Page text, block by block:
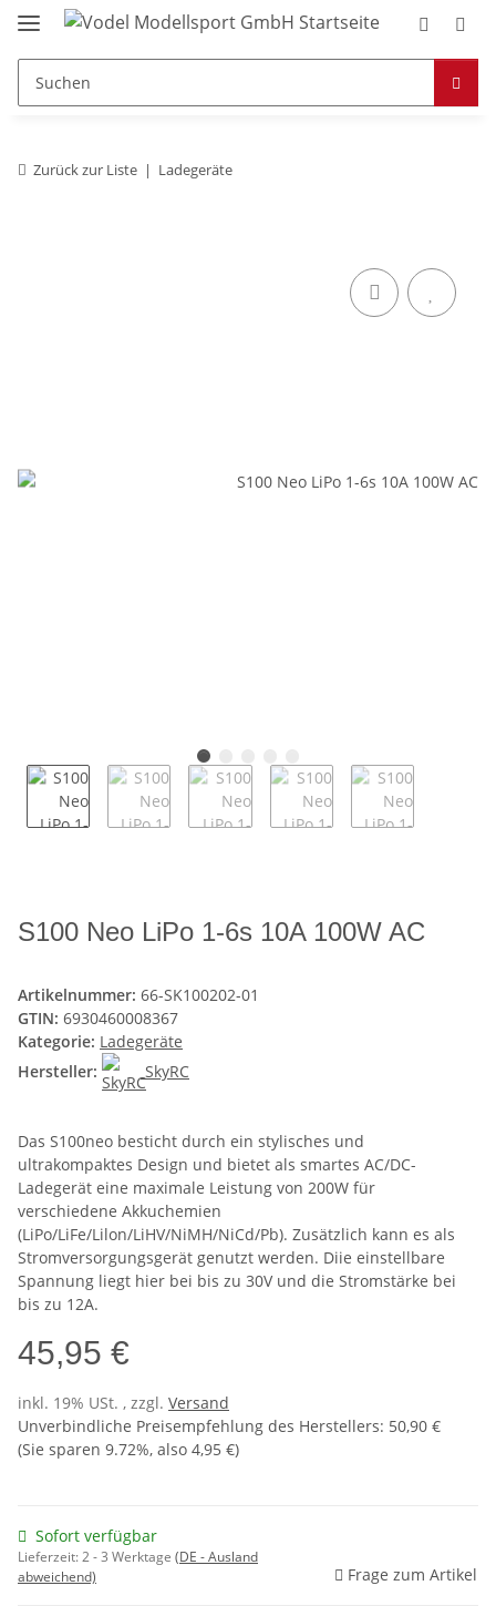
Zurück zur Liste Ladegeräte
S100 Neo LiPo 1-6s 10A 100W AC
Artikelnummer: 66-SK100202-01
GTIN: 6930460008367
Kategorie: Ladegeräte
Hersteller:
SkyRC
Das S100neo besticht durch ein stylisches und
ultrakompaktes Design und bietet als smartes AC/DC-
Ladegerät eine maximale Leistung von 200W für
verschiedene Akkuchemien
(LiPo/LiFe/Lilon/LiHV/NiMH/NiCd/Pb). Zusätzlich kann es als
Stromversorgungsgerät genutzt werden. Diie einstellbare
Spannung liegt hier bei bis zu 30V und die Stromstärke bei
bis zu 12A.
45,95 €
inkl. 19% USt. , zzgl. Versand
Unverbindliche Preisempfehlung des Herstellers: 50,90 €
(Sie sparen 9.72%, also 4,95 €)
Sofort verfügbar
Lieferzeit:2 - 3 Werktage (DE - Ausland
abweichend)
Frage zum Artikel